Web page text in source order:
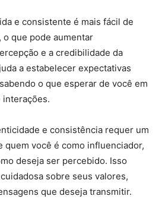
e consistente é mais fácil de
que pode aumentar
e a credibilidade da
a estabelecer expectativas
o que esperar de você em
e consistência requer um
quem você é como influenciador,
deseja ser percebido. Isso
sobre seus valores,
que deseja transmitir.